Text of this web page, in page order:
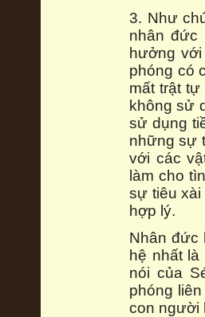
3. Như
nhân đức
hưởng
phóng có
mất trật
không sử
sử dụng
những sự
với các
làm cho
sự tiêu
hợp lý.
Nhân đức
hệ nhất
nói của
phóng
con người